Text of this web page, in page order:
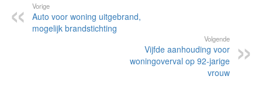
Vorige
Auto voor woning uitgebrand,
mogelijk brandstichting
Volgende
Vijfde aanhouding voor
woningoverval op 92-jarige
vrouw